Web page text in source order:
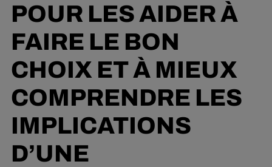
POUR LES AIDER À
FAIRE LE BON
CHOIX ET À MIEUX
COMPRENDRE LES
IMPLICATIONS
D’UNE